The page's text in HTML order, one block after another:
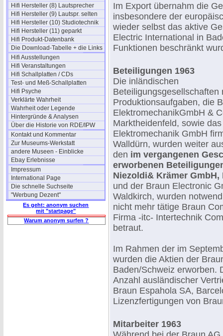
Hifi Hersteller (8) Lautsprecher
Hifi Hersteller (9) Lautspr. selten
Hifi Hersteller (10) Studiotechnik
Hifi Hersteller (11) geparkt
Hifi Produkt-Datenbank
Die Download-Tabelle + die Links
Hifi Ausstellungen
Hifi Veranstaltungen
Hifi Schallplatten / CDs
Test- und Meß-Schallplatten
Hifi Psyche
Verklärte Wahrheit
Wahrheit oder Legende
Hintergründe & Analysen
Über die Historie von RDE/IPW
Kontakt und Kommentar
Zur Museums-Werkstatt
andere Museen - Einblicke
Ebay Erlebnisse
Impressum
International Page
Die schnelle Suchseite
"Werbung Dezent"
Es geht: anonym suchen
mit "startpage"
Warum anonym surfen ?
Im Export übernahm die
insbesondere der
wieder selbst das aktive
Electric International in
Funktionen beschränkt
Beteiligungen 1963
Die inländischen
Beteiligungsgesellschaften
Produktionsaufgaben, die
ElektromechanikGmbH &
Marktheidenfeld, sowie
Elektromechanik GmbH
Walldürn, wurden weiter
den im vergangenen
erworbenen
Niezoldi& Krämer GmbH,
und der Braun Electronic
Waldkirch, wurden
nicht mehr tätige Braun
Firma -itc- Intertechnik
betraut.
Im Rahmen der im
wurden die Aktien der
Baden/Schweiz erworben.
Anzahl ausländischer
Braun Espahola SA,
Lizenzfertigungen von
Mitarbeiter 1963